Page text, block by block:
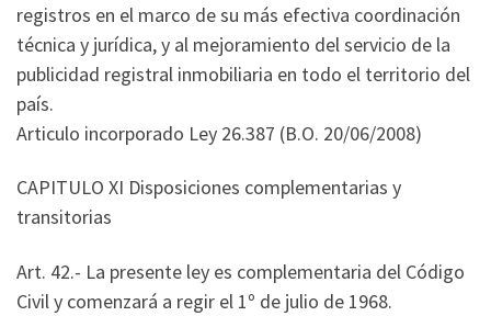
registros en el marco de su más efectiva coordinación
técnica y jurídica, y al mejoramiento del servicio de la
publicidad registral inmobiliaria en todo el territorio del
país.
Articulo incorporado Ley 26.387 (B.O. 20/06/2008)
CAPITULO XI Disposiciones complementarias y
transitorias
Art. 42.- La presente ley es complementaria del Código
Civil y comenzará a regir el 1º de julio de 1968.